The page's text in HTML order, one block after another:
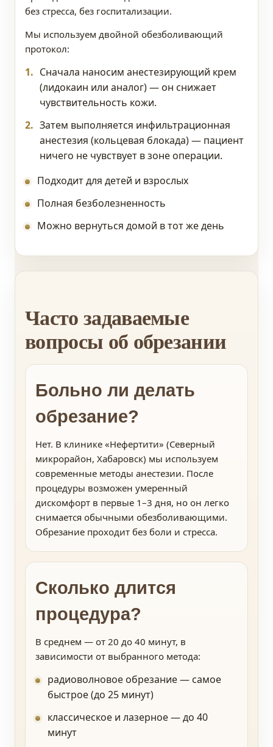
без стресса, без госпитализации.
Мы используем двойной обезболивающий
протокол:
Сначала наносим анестезирующий крем
(лидокаин или аналог) — он снижает
чувствительность кожи.
Затем выполняется инфильтрационная
анестезия (кольцевая блокада) — пациент
ничего не чувствует в зоне операции.
Подходит для детей и взрослых
Полная безболезненность
Можно вернуться домой в тот же день
Часто задаваемые
вопросы об обрезании
Больно ли делать
обрезание?
Нет. В клинике «Нефертити» (Северный
микрорайон, Хабаровск) мы используем
современные методы анестезии. После
процедуры возможен умеренный
дискомфорт в первые 1–3 дня, но он легко
снимается обычными обезболивающими.
Обрезание проходит без боли и стресса.
Сколько длится
процедура?
В среднем — от 20 до 40 минут, в
зависимости от выбранного метода:
радиоволновое обрезание — самое
быстрое (до 25 минут)
классическое и лазерное — до 40
минут